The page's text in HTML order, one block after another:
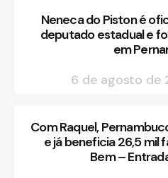
Neneca do Piston é
deputado estadual e
em
6 de agosto de
Com Raquel,
e já beneficia 26,5 mil
Bem –